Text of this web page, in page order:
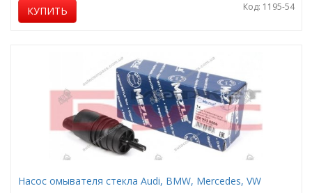
КУПИТЬ Код: 1195-54
Насос омывателя стекла Audi, BMW, Mercedes, VW